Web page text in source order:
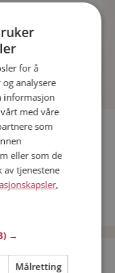
og se hva Ole
som deg
Partanen ,Artis
for å
analysere
informasjon
med våre
som
eller som de
tjenestene
,
→
Målretting